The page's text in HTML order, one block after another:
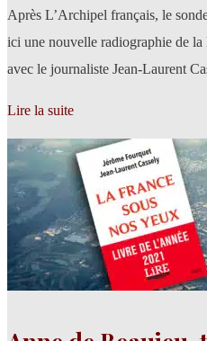
Après L’Archipel français, le
ici une nouvelle radiographie de la
avec le journaliste Jean-Laurent
Lire la suite